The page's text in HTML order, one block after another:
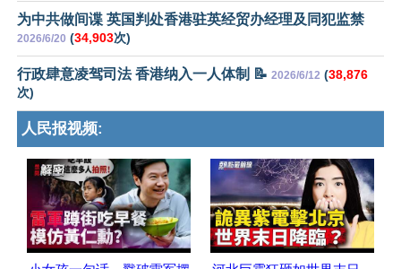
为中共做间谍 英国判处香港驻英经贸办经理及同犯监禁
2026/6/20 (34,903次)
行政肆意凌驾司法 香港纳入一人体制 📝 2026/6/12 (38,876
次)
人民报视频: